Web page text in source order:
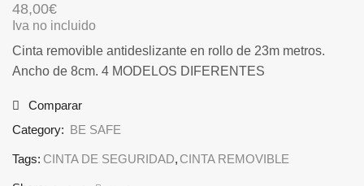
48,00€
Iva no incluido
Cinta removible antideslizante en rollo de 23m metros.
Ancho de 8cm. 4 MODELOS DIFERENTES
Comparar
Category:
BE SAFE
Tags: CINTA DE SEGURIDAD,CINTA REMOVIBLE